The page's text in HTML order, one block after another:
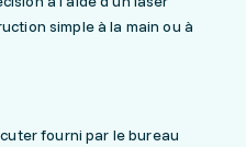
simple à la main ou à
fourni par le bureau